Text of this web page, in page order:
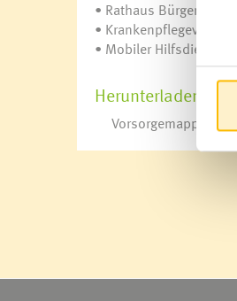
Natura 2000: Frastanzer
Photovoltaik-Anlagen
• Rathaus
• Krankenpflegeverein
• Mobiler Hilfsdienst
Herunterladen
Vorsorgemappe